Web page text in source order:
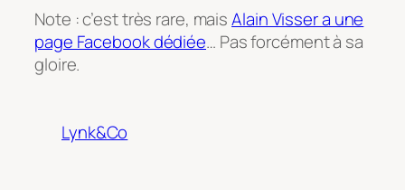
Note : c’est très rare, maisAlain Visser a une
page Facebook dédiée… Pas forcément à sa
gloire.
Lynk&Co